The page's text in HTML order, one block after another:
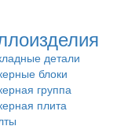
детали
блоки
группа
плита